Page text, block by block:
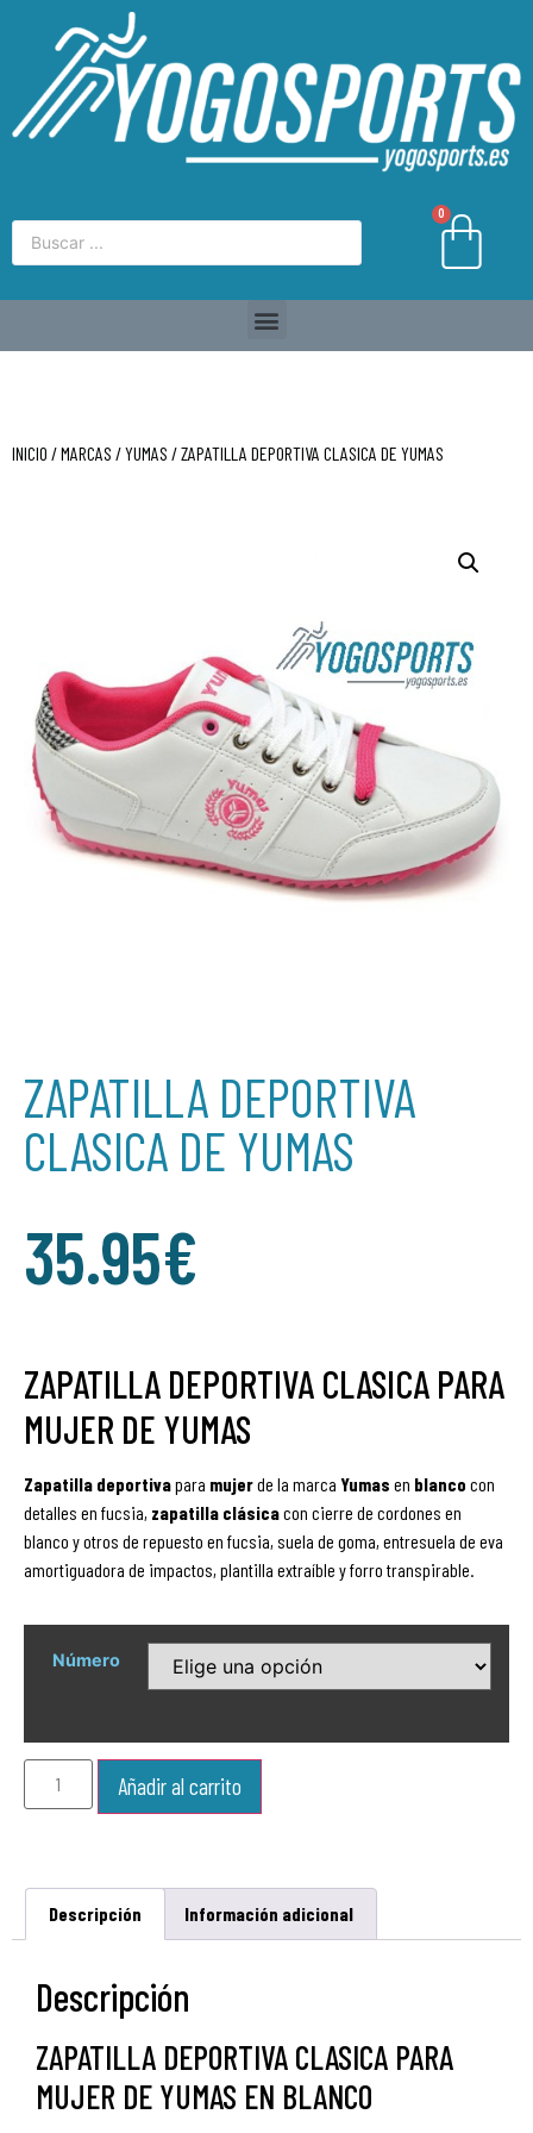
0
INICIO /MARCAS /YUMAS / ZAPATILLA DEPORTIVA CLASICA DE YUMAS
ZAPATILLA DEPORTIVA
CLASICA DE YUMAS
35.95€
ZAPATILLA DEPORTIVA CLASICA PARA
MUJER DE YUMAS
Zapatilla deportivapara mujerde la marca Yumas en blanco con
detalles en fucsia, zapatilla clásicacon cierre de cordones en
blanco y otros de repuesto en fucsia, suela de goma, entresuela de eva
amortiguadora de impactos, plantilla extraíble y forro transpirable.
Número
Añadir al carrito
Descripción Información adicional
Descripción
ZAPATILLA DEPORTIVA CLASICA PARA
MUJER DE YUMAS EN BLANCO